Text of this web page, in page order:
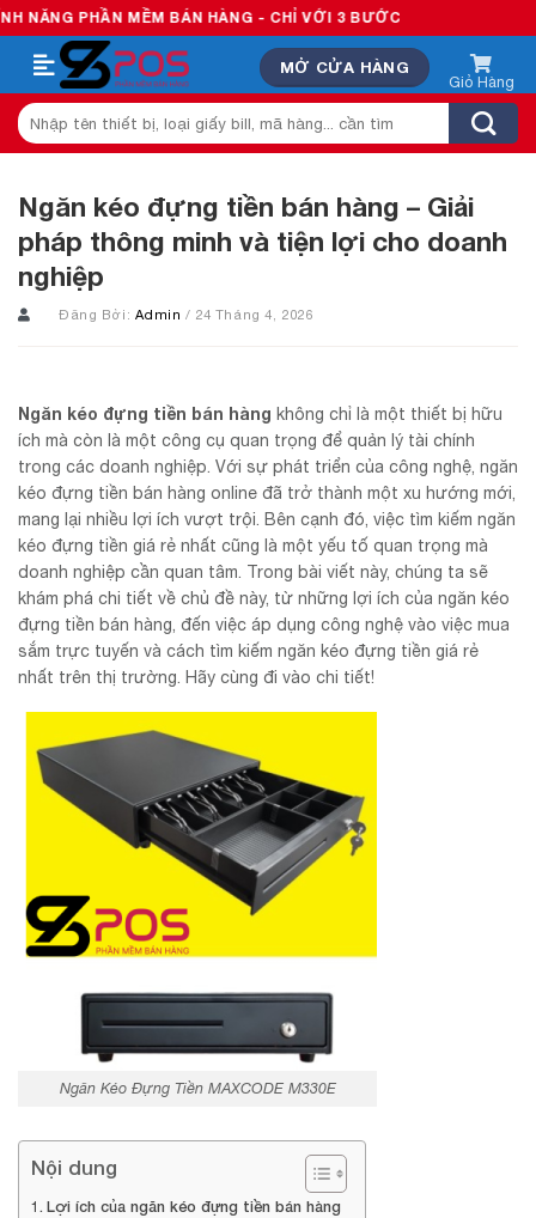
Skip
to
content
PHẦN MỀM BÁN HÀNG - CHỈ VỚI 3 BƯỚC
MỞ CỬA HÀNG
Tìm
kiếm:
Ngăn kéo đựng tiền bán hàng – Giải
pháp thông minh và tiện lợi cho doanh
nghiệp
Đăng Bởi: Admin/ 24 Tháng 4, 2026
Ngăn kéo đựng tiền bán hàng không chỉ là một thiết bị hữu
ích mà còn là một công cụ quan trọng để quản lý tài chính
trong các doanh nghiệp. Với sự phát triển của công nghệ, ngăn
kéo đựng tiền bán hàng online đã trở thành một xu hướng mới,
mang lại nhiều lợi ích vượt trội. Bên cạnh đó, việc tìm kiếm ngăn
kéo đựng tiền giá rẻ nhất cũng là một yếu tố quan trọng mà
doanh nghiệp cần quan tâm. Trong bài viết này, chúng ta sẽ
khám phá chi tiết về chủ đề này, từ những lợi ích của ngăn kéo
đựng tiền bán hàng, đến việc áp dụng công nghệ vào việc mua
sắm trực tuyến và cách tìm kiếm ngăn kéo đựng tiền giá rẻ
nhất trên thị trường. Hãy cùng đi vào chi tiết!
Ngăn Kéo Đựng Tiền MAXCODE M330E
Nội dung
Lợi ích của ngăn kéo đựng tiền bán hàng